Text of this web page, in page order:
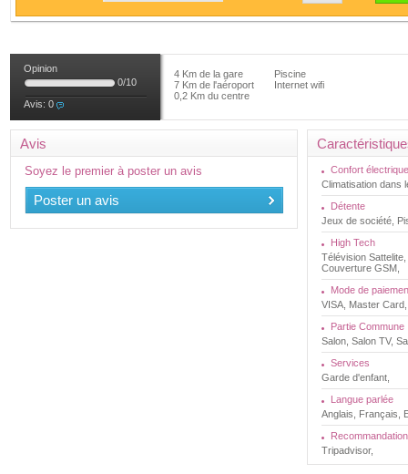
Opinion
0/10
Avis: 0
4 Km de la gare
7 Km de l'aéroport
0,2 Km du centre
Piscine
Internet wifi
Confort électrique
Climatisation dans
Détente
Jeux de société,
High Tech
Télévision
Couverture GSM,
Mode de
VISA, Master
Partie Commune
Salon, Salon TV,
Services
Garde d'enfant,
Langue parlée
Anglais, Français,
Recommandation
Tripadvisor,
Avis
Soyez le premier à poster un avis
Poster un avis